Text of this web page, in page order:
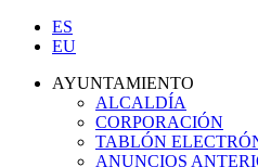
ES
EU
AYUNTAMIENTO
ALCALDÍA
CORPORACIÓN
TABLÓN
ANUNCIOS